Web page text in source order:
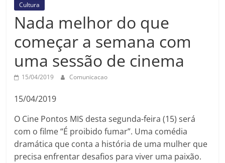
Cultura
Nada melhor do que
começar a semana com
uma sessão de cinema
15/04/2019 Comunicacao
15/04/2019
O Cine Pontos MIS desta segunda-feira (15) será
com o filme “É proibido fumar”. Uma comédia
dramática que conta a história de uma mulher que
precisa enfrentar desafios para viver uma paixão.